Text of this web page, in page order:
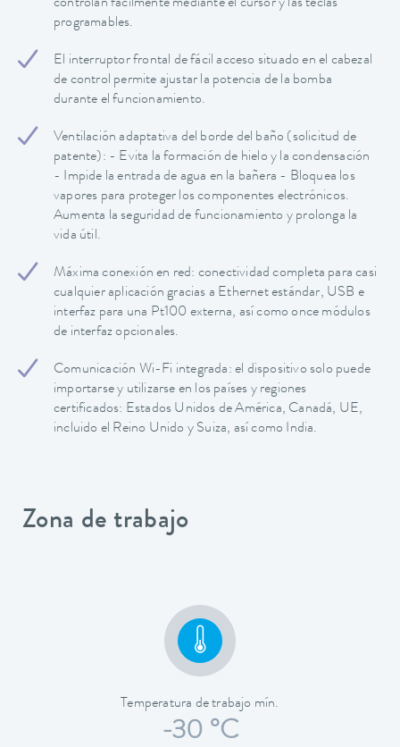
controlan fácilmente mediante el cursor y las teclas
programables.
El interruptor frontal de fácil acceso situado en el cabezal
de control permite ajustar la potencia de la bomba
durante el funcionamiento.
Ventilación adaptativa del borde del baño (solicitud de
patente): - Evita la formación de hielo y la condensación
- Impide la entrada de agua en la bañera - Bloquea los
vapores para proteger los componentes electrónicos.
Aumenta la seguridad de funcionamiento y prolonga la
vida útil.
Máxima conexión en red: conectividad completa para casi
cualquier aplicación gracias a Ethernet estándar, USB e
interfaz para una Pt100 externa, así como once módulos
de interfaz opcionales.
Comunicación Wi-Fi integrada: el dispositivo solo puede
importarse y utilizarse en los países y regiones
certificados: Estados Unidos de América, Canadá, UE,
incluido el Reino Unido y Suiza, así como India.
Zona de trabajo
Temperatura de trabajo mín.
-30 °C